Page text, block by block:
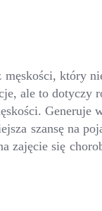
męskości, który
ale to dotyczy
Generuje
szansę na
zajęcie się